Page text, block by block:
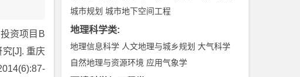
资项目B
[J]. 重庆
城市规划 城市地下空间工程
地理科学类:
地理信息科学 人文地理与城乡规划 大气科学
自然地理与资源环境 应用气象学